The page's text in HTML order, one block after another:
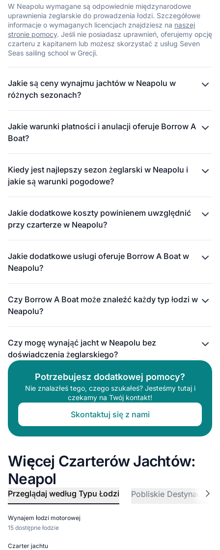
Neapolem a Pozzuoli oferuje chronione wody, łagodne wiatry i
doskonałą infrastrukturę portową. Rejon wokół Procidy jest
również idealny dla początkujących ze spokojnym morzem i
krótkimi dystansami.
•Średniozaawansowani: Trasa wokół Ischia, żegluga między
Neapolem a Capri oraz wody wzdłuż Półwyspu Sorrento
zapewniają większe wyzwania z bardziej zmiennymi wiatrami,
• Zaawansowani: Zewnętrzne wody południowego Capri,
żegluga do Wybrzeża Amalfi z przejściem Punta Campanella
morzem i koniecznością zaawansowanej nawigacji.
W Neapolu wymagane są odpowiednie międzynarodowe
uprawnienia żeglarskie do prowadzenia łodzi. Szczegółowe
informacje o wymaganych licencjach znajdziesz na naszej
stronie pomocy. Jeśli nie posiadasz uprawnień, oferujemy opcję
czarteru z kapitanem lub możesz skorzystać z usług Seven
Seas sailing school w Grecji.
Jakie są ceny wynajmu jachtów w Neapolu w
różnych sezonach?
Jakie warunki płatności i anulacji oferuje Borrow A
Boat?
Kiedy jest najlepszy sezon żeglarski w Neapolu i
jakie są warunki pogodowe?
Jakie dodatkowe koszty powinienem uwzględnić
przy czarterze w Neapolu?
Jakie dodatkowe usługi oferuje Borrow A Boat w
Neapolu?
Czy Borrow A Boat może znaleźć każdy typ łodzi w
Neapolu?
Czy mogę wynająć jacht w Neapolu bez
doświadczenia żeglarskiego?
Potrzebujesz dodatkowej pomocy?
Nie znalazłeś tego, czego szukałeś? Jesteśmy tutaj i
czekamy na Twój kontakt!
Skontaktuj się z nami
Więcej Czarterów Jachtów:
Neapol
Przeglądaj według Typu Łodzi Pobliskie Destynacje
Wynajem łodzi motorowej
15 dostępne łodzie
Czarter jachtu